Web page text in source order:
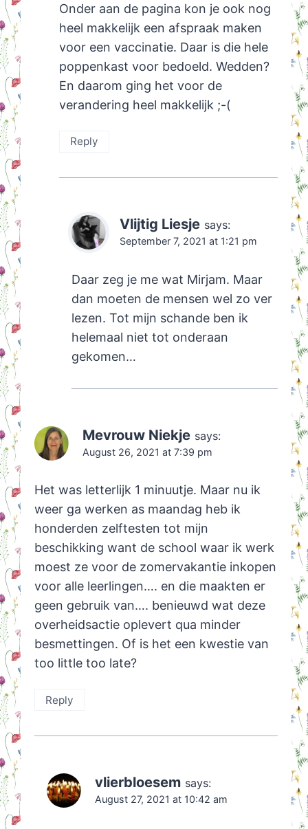
Onder aan de pagina kon je ook nog
heel makkelijk een afspraak maken
voor een vaccinatie. Daar is die hele
poppenkast voor bedoeld. Wedden?
En daarom ging het voor de
verandering heel makkelijk ;-(
Reply
Vlijtig Liesje says:
September 7, 2021 at 1:21 pm
Daar zeg je me wat Mirjam. Maar
dan moeten de mensen wel zo ver
lezen. Tot mijn schande ben ik
helemaal niet tot onderaan
gekomen…
Mevrouw Niekje says:
August 26, 2021 at 7:39 pm
Het was letterlijk 1 minuutje. Maar nu ik
weer ga werken as maandag heb ik
honderden zelftesten tot mijn
beschikking want de school waar ik werk
moest ze voor de zomervakantie inkopen
voor alle leerlingen…. en die maakten er
geen gebruik van…. benieuwd wat deze
overheidsactie oplevert qua minder
besmettingen. Of is het een kwestie van
too little too late?
Reply
vlierbloesem says:
August 27, 2021 at 10:42 am